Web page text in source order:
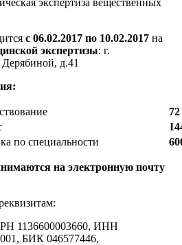
с 06.02.2017 по 10.02.2017 на
экспертизы: г.
д.41
по специальности
на электронную почту
1136600003660, ИНН
БИК 046577446,